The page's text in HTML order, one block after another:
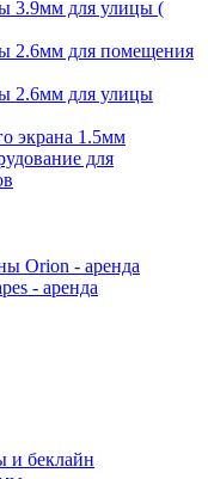
3.9мм для улицы (
2.6мм для помещения
2.6мм для улицы
экрана 1.5мм
для
Orion - аренда
- аренда
и беклайн